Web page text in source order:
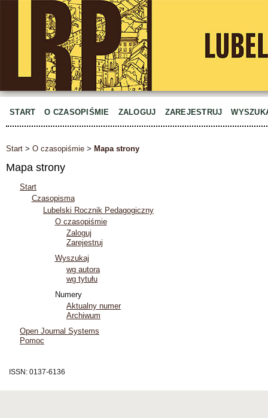
START O CZASOPIŚMIE ZALOGUJ ZAREJESTRUJ
Start > O czasopiśmie > Mapa strony
Mapa strony
Start
Czasopisma
Lubelski Rocznik Pedagogiczny
O czasopiśmie
Zaloguj
Zarejestruj
Wyszukaj
wg autora
wg tytułu
Numery
Aktualny numer
Archiwum
Open Journal Systems
Pomoc
ISSN: 0137-6136